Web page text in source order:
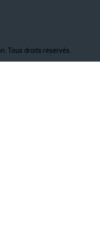
Tous droits réservés.